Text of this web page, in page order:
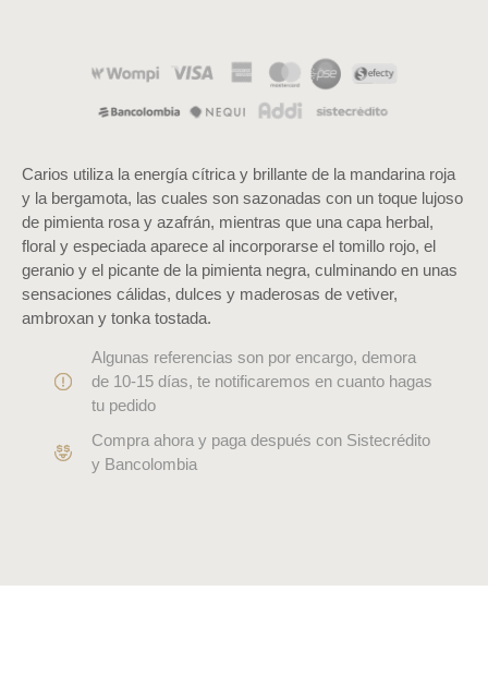
Carios utiliza la energía cítrica y brillante de la mandarina roja
y la bergamota, las cuales son sazonadas con un toque lujoso
de pimienta rosa y azafrán, mientras que una capa herbal,
floral y especiada aparece al incorporarse el tomillo rojo, el
geranio y el picante de la pimienta negra, culminando en unas
sensaciones cálidas, dulces y maderosas de vetiver,
ambroxan y tonka tostada.
Algunas referencias son por encargo, demora
de 10-15 días, te notificaremos en cuanto hagas
tu pedido
Compra ahora y paga después con Sistecrédito
y Bancolombia